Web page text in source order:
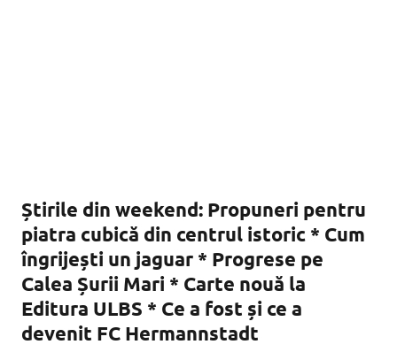
Știrile din weekend: Propuneri pentru
piatra cubică din centrul istoric * Cum
îngrijești un jaguar * Progrese pe
Calea Șurii Mari * Carte nouă la
Editura ULBS * Ce a fost și ce a
devenit FC Hermannstadt